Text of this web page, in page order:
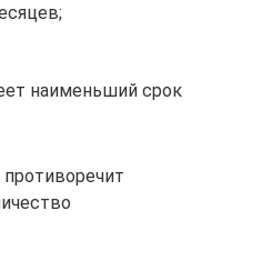
наименьший срок
противоречит